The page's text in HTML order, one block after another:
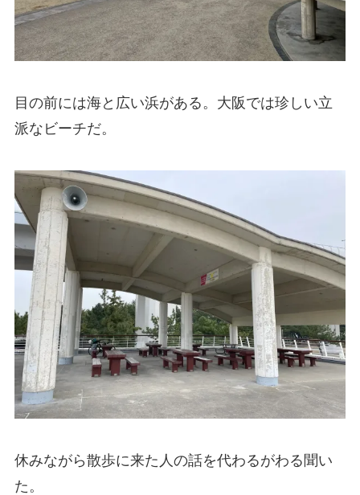
目の前には海と広い浜がある。大阪では珍しい立
派なビーチだ。
休みながら散歩に来た人の話を代わるがわる聞い
た。